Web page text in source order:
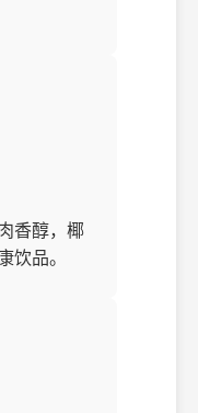
香醇，椰
饮品。